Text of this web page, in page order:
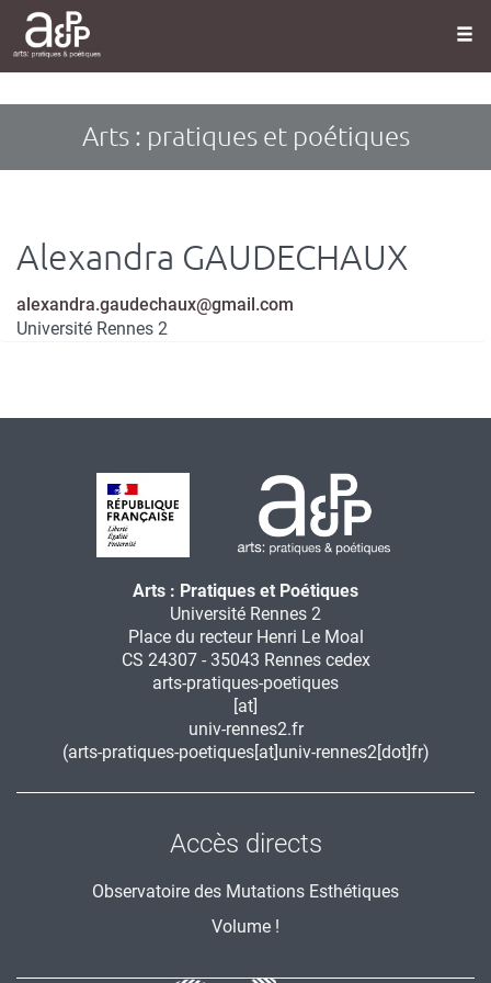
Panneau de gestion des cookies
Aller
contenu
Arts : pratiques et poétiques
Alexandra GAUDECHAUX
Courriel
alexandra.gaudechaux@gmail.com
Université Rennes 2
Arts : Pratiques et Poétiques
Université Rennes 2
Place du recteur Henri Le Moal
CS 24307 - 35043 Rennes cedex
arts-pratiques-poetiques
[at]
univ-rennes2.fr
(arts-pratiques-poetiques[at]univ-rennes2[dot]fr)
Accès directs
Observatoire des Mutations Esthétiques
Volume !